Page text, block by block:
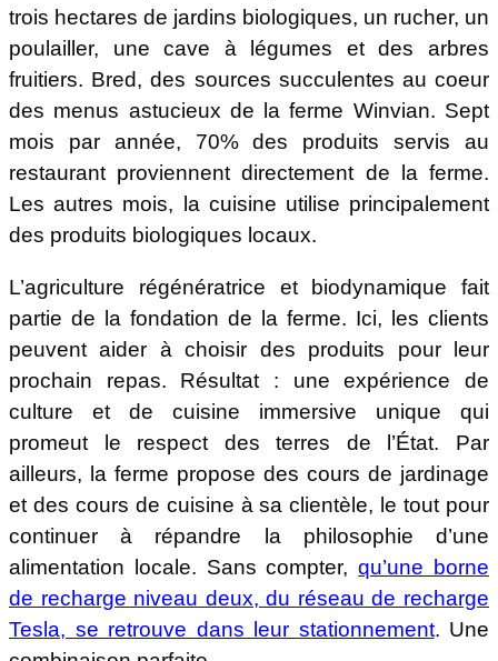
trois hectares de jardins biologiques, un rucher, un
poulailler, une cave à légumes et des arbres
fruitiers. Bred, des sources succulentes au coeur
des menus astucieux de la ferme Winvian. Sept
mois par année, 70% des produits servis au
restaurant proviennent directement de la ferme.
Les autres mois, la cuisine utilise principalement
des produits biologiques locaux.
L’agriculture régénératrice et biodynamique fait
partie de la fondation de la ferme. Ici, les clients
peuvent aider à choisir des produits pour leur
prochain repas. Résultat : une expérience de
culture et de cuisine immersive unique qui
promeut le respect des terres de l’État. Par
ailleurs, la ferme propose des cours de jardinage
et des cours de cuisine à sa clientèle, le tout pour
continuer à répandre la philosophie d’une
alimentation locale. Sans compter, qu’une borne
de recharge niveau deux, du réseau de recharge
Tesla, se retrouve dans leur stationnement. Une